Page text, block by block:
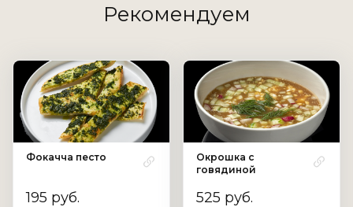
Рекомендуем
Фокачча песто
195 руб.
Окрошка с
говядиной
525 руб.